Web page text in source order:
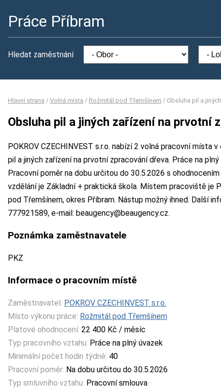
Práce Příbram
Hledat zaměstnání
Hlavní strana / Volná místa / Rožmitál pod Třemšínem / Obsluha pil a
Obsluha pil a jiných zařízení na prvotní
POKROV CZECHINVEST s.r.o. nabízí 2 volná pracovní místa
pil a jiných zařízení na prvotní zpracování dřeva. Práce na
Pracovní poměr na dobu určitou do 30.5.2026 s
vzdělání je Základní + praktická škola. Místem pracoviště je
pod Třemšínem, okres Příbram. Nástup možný ihned. Další
777921589, e-mail: beaugency@beaugency.cz.
Poznámka zaměstnavatele
PKZ
Informace o pracovním místě
Zaměstnavatel: POKROV CZECHINVEST s.r.o.
Místo výkonu práce: Rožmitál pod Třemšínem
Platové ohodnocení: 22 400 Kč / měsíc
Typ pracovního vztahu: Práce na plný úvazek
Minimální počet hodin týdně: 40
Pracovní poměr: Na dobu určitou do 30.5.2026
Typ smluvního vztahu: Pracovní smlouva